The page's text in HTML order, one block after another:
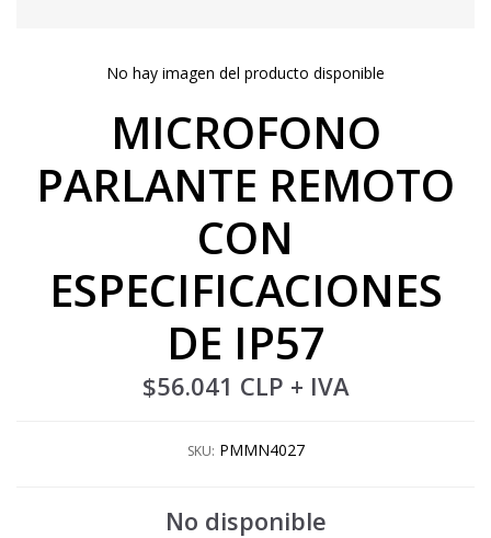
No hay imagen del producto disponible
MICROFONO
PARLANTE REMOTO
CON
ESPECIFICACIONES
DE IP57
$56.041 CLP + IVA
SKU: PMMN4027
No disponible